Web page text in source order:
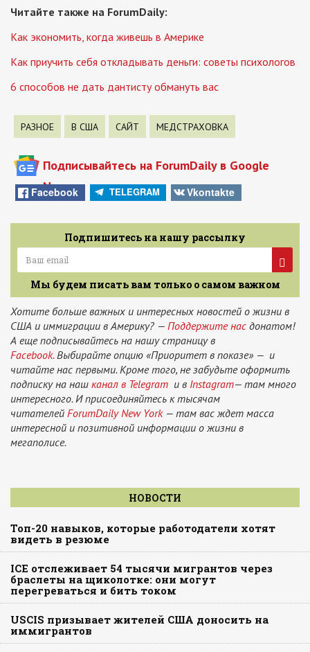
Читайте также на ForumDaily:
Как экономить, когда живешь в Америке
Как приучить себя откладывать деньги: советы психологов
6 способов не дать дантисту обмануть вас
РАЗНОЕ В США САЙТ МЕДСТРАХОВКА
Подписывайтесь на ForumDaily в Google
News
Facebook TELEGRAM Vkontakte
Подпишитесь на нашу рассылку
Мы будем писать вам только о самом важном
Хотите больше важных и интересных новостей о жизни в
США и иммиграции в Америку? — Поддержите нас донатом!
А еще подписывайтесь на нашу страницу в
Facebook.Выбирайте опцию «Приоритет в показе» — и
читайте нас первыми. Кроме того, не забудьте оформить
подписку на наш канал в Telegram и в Instagram— там много
интересного. И присоединяйтесь к тысячам
читателей ForumDaily New York— там вас ждет масса
интересной и позитивной информации о жизни в
мегаполисе.
НОВОСТИ
Топ-20 навыков, которые работодатели хотят
видеть в резюме
ICE отслеживает 54 тысячи мигрантов через
браслеты на щиколотке: они могут
перегреваться и бить током
USCIS призывает жителей США доносить на
иммигрантов